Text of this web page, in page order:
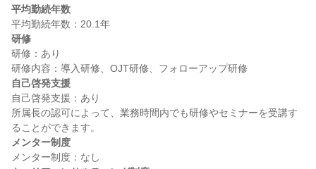
平均勤続年数
研修
研修：あり
自己啓発支援
自己啓発支援：あり
所属長の認可によって、業務時間内でも研修やセミナーを受講す
メンター制度